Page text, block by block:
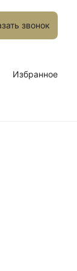
звонок
Избранное